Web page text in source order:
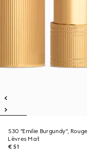
530 "Emilie Burgundy",
Lèvres Mat
€ 51